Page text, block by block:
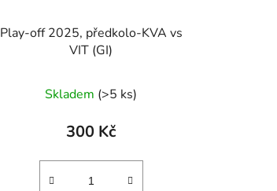
Play-off 2025, předkolo-KVA vs
VIT (GI)
Skladem (>5 ks)
300 Kč